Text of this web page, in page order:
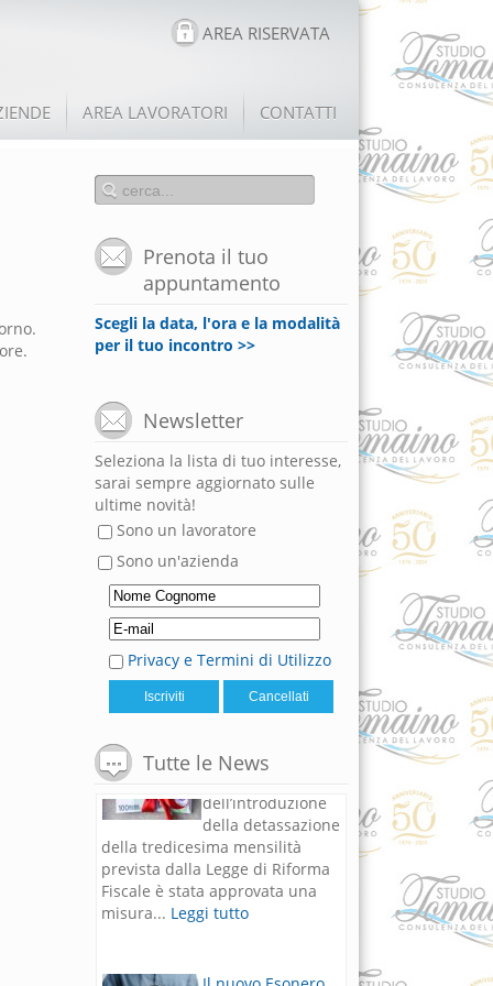
AREA RISERVATA
AREA LAVORATORI CONTATTI
Prenota il tuo
appuntamento
Scegli la data, l'ora e la modalità
per il tuo incontro >>
Newsletter
Seleziona la lista di tuo interesse,
sarai sempre aggiornato sulle
ultime novità!
Sono un lavoratore
Sono un'azienda
Privacy e Termini di Utilizzo
Tutte le News
Il nuovo Esonero
contributivo per
lavoratrici madri e
dipendenti
Il Bonus Natale
in attesa
dell’introduzione
della tredicesima mensilità
prevista dalla Legge di Riforma
misura...Leggi tutto